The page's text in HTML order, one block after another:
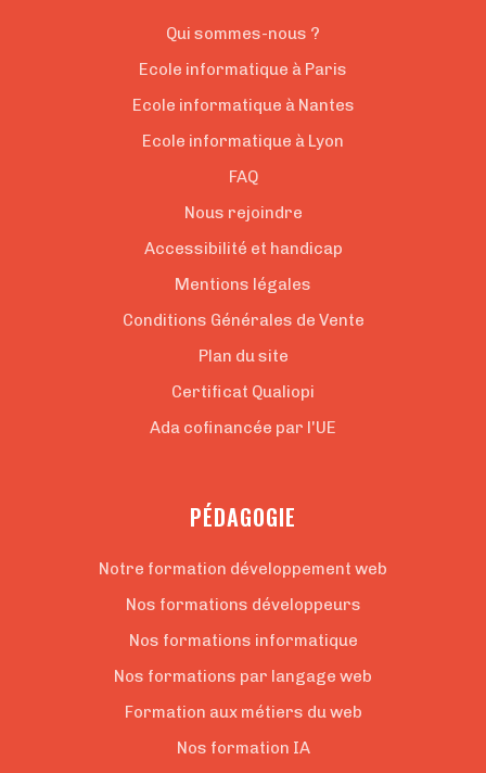
Qui sommes-nous ?
Ecole informatique à Paris
Ecole informatique à Nantes
Ecole informatique à Lyon
FAQ
Nous rejoindre
Accessibilité et handicap
Mentions légales
Conditions Générales de Vente
Plan du site
Certificat Qualiopi
Ada cofinancée par l'UE
PÉDAGOGIE
Notre formation développement web
Nos formations développeurs
Nos formations informatique
Nos formations par langage web
Formation aux métiers du web
Nos formation IA